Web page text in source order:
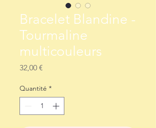
Bracelet Blandine -
Tourmaline
multicouleurs
32,00 €
Quantité *